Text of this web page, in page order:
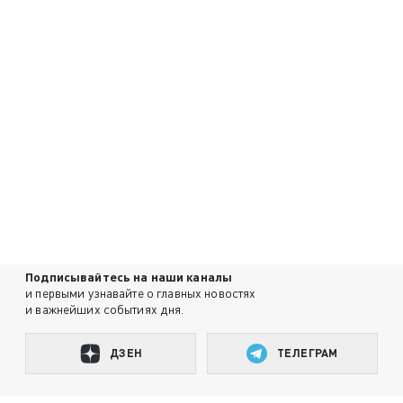
Подписывайтесь на наши каналы
и первыми узнавайте о главных новостях
и важнейших событиях дня.
ДЗЕН ТЕЛЕГРАМ